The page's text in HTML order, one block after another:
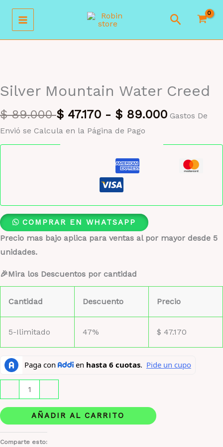
contenido
Buscar
Silver Mountain Water Creed
$89.000 $ 47.170 - $ 89.000 Gastos De
Envió se Calcula en la Página de Pago
COMPRAR EN WHATSAPP
Precio mas bajo aplica para ventas al por mayor desde 5
unidades.
🎉Mira los Descuentos por cantidad
Cantidad Descuento Precio
5-Ilimitado 47% $ 47.170
Mountain
Water
Creed
cantidad
AÑADIR AL CARRITO
Comparte esto: